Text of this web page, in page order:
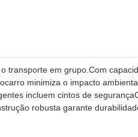
transporte em grupo.Com
minimiza o impacto
incluem cintos de
robusta garante